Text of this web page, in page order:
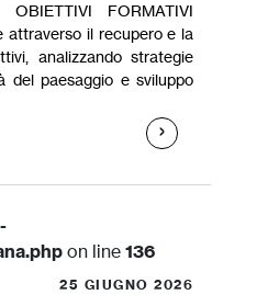
FORMATIVI
attraverso il recupero e la
analizzando strategie
del paesaggio e sviluppo
on line 136
25 GIUGNO 2026